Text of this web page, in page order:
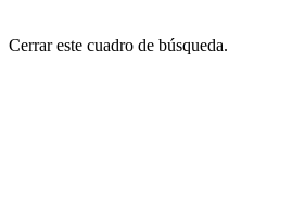
Cerrar este cuadro de búsqueda.